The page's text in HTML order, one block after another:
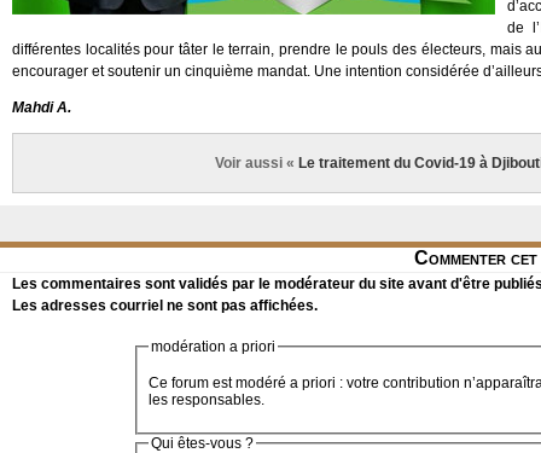
de
différentes localités pour tâter le terrain, prendre le pouls des électeurs, mais
encourager et soutenir un cinquième mandat. Une intention considérée
Mahdi A.
Voir aussi « Le traitement du Covid-19 à
Commenter
Les commentaires sont validés par le modérateur du site avant d'être
Les adresses courriel ne sont pas affichées.
modération a priori
Ce forum est modéré a priori : votre contribution
les responsables.
Qui êtes-vous ?